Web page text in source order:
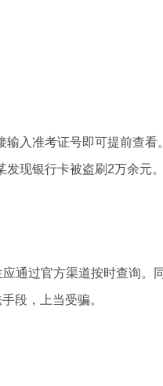
准考证号即可提前查看
现银行卡被盗刷2万余元。
过官方渠道按时查询。
段，上当受骗。